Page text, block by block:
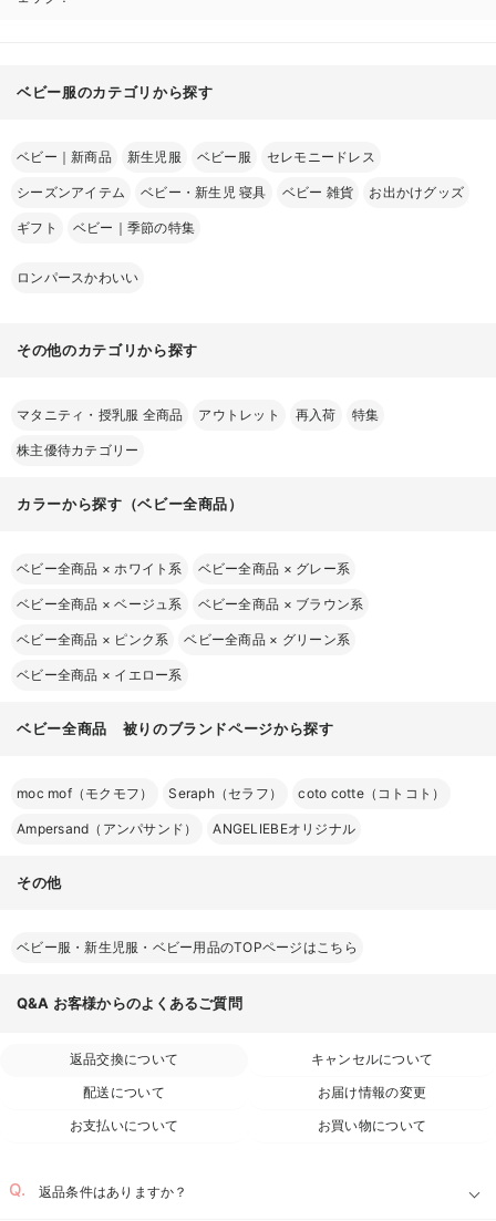
ベビー服のカテゴリから探す
ベビー｜新商品 新生児服 ベビー服 セレモニードレス
シーズンアイテム ベビー・新生児 寝具 ベビー 雑貨 お出かけグッズ
ギフト ベビー｜季節の特集
ロンパースかわいい
その他のカテゴリから探す
マタニティ・授乳服 全商品 アウトレット 再入荷 特集
株主優待カテゴリー
カラーから探す（ベビー全商品）
ベビー全商品 ×ホワイト系 ベビー全商品 × グレー系
ベビー全商品 ×ベージュ系 ベビー全商品 × ブラウン系
ベビー全商品 × ピンク系 ベビー全商品 × グリーン系
ベビー全商品 × イエロー系
ベビー全商品 被りのブランドページから探す
moc mof（モクモフ） Seraph（セラフ） coto cotte（コトコト）
Ampersand（アンパサンド） ANGELIEBEオリジナル
その他
ベビー服・新生児服・ベビー用品のTOPページはこちら
Q&A お客様からのよくあるご質問
返品交換について
キャンセルについて
配送について
お届け情報の変更
お支払いについて
お買い物について
返品条件はありますか？